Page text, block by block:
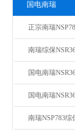
国电南瑞
正宗南瑞
南瑞综保
国电南瑞
国电南瑞
南瑞NSP783综